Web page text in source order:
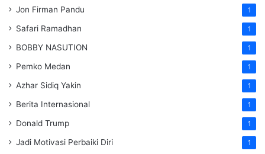
Jon Firman Pandu 1
Safari Ramadhan 1
BOBBY NASUTION 1
Pemko Medan 1
Azhar Sidiq Yakin 1
Berita Internasional 1
Donald Trump 1
Jadi Motivasi Perbaiki Diri 1